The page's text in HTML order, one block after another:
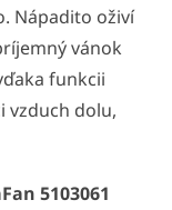
Nápadito oživí
vánok
funkcii
vzduch dolu,
5103061